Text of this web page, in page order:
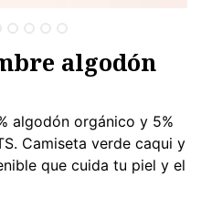
algodón
algodón orgánico y 5%
Camiseta verde caqui y
que cuida tu piel y el